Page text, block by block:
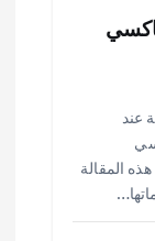
عند
المقالة